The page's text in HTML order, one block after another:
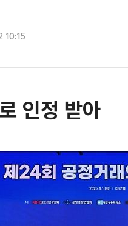
10:15
인정 받아